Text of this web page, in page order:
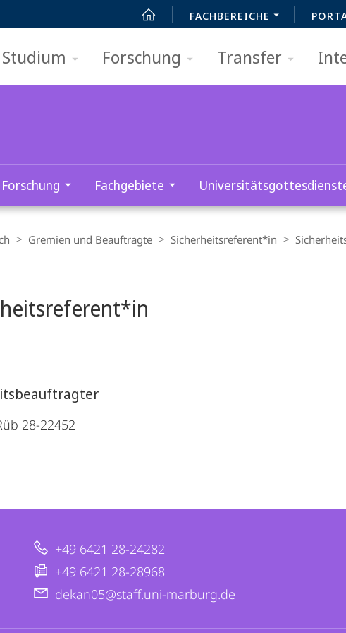
FACHBEREICHE
Studium Forschung Transfer
Forschung Fachgebiete
Gremien und Beauftragte Sicherheitsreferent*in
28-22452
+49 6421 28-24282
+49 6421 28-28968
dekan05@staff.uni-marburg.de